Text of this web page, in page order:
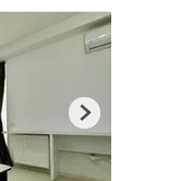
Next